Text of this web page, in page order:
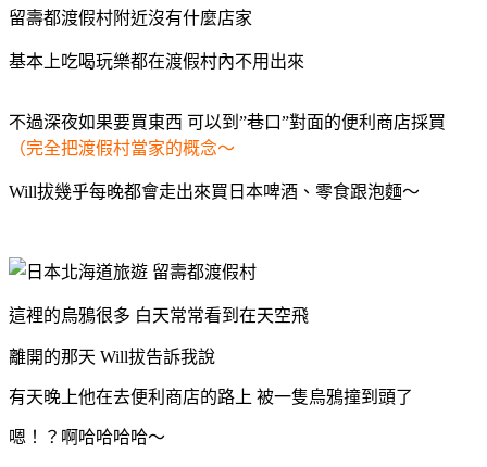
留壽都渡假村附近沒有什麼店家
基本上吃喝玩樂都在渡假村內不用出來
不過深夜如果要買東西 可以到”巷口”對面的便利商店採買
（完全把渡假村當家的概念～
Will拔幾乎每晚都會走出來買日本啤酒、零食跟泡麵～
這裡的烏鴉很多 白天常常看到在天空飛
離開的那天 Will拔告訴我說
有天晚上他在去便利商店的路上 被一隻烏鴉撞到頭了
嗯！？啊哈哈哈哈～